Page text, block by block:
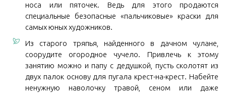
носа или пяточек. Ведь для этого продаются
специальные безопасные «пальчиковые» краски для
самых юных художников.
Из старого тряпья, найденного в дачном чулане,
соорудите огородное чучело. Привлечь к этому
занятию можно и папу с дедушкой, пусть сколотят из
двух палок основу для пугала крест-на-крест. Набейте
ненужную наволочку травой, сеном или даже